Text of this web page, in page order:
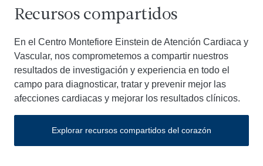
Recursos compartidos
En el Centro Montefiore Einstein de Atención Cardiaca y
Vascular, nos comprometemos a compartir nuestros
resultados de investigación y experiencia en todo el
campo para diagnosticar, tratar y prevenir mejor las
afecciones cardiacas y mejorar los resultados clínicos.
Explorar recursos compartidos del corazón